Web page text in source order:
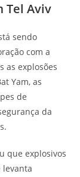
Tel Aviv
sendo
com a
as explosões
Yam, as
de
da
que explosivos
levanta